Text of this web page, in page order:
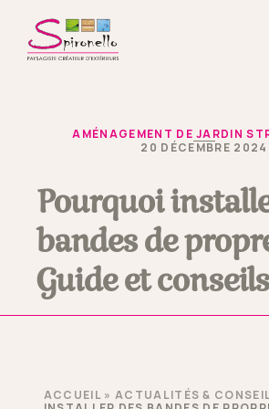
AMÉNAGEMENT DE JARDIN
20 DÉCEMBRE 2024
Pourquoi
bandes de
Guide et conseils
ACCUEIL » ACTUALITÉS &